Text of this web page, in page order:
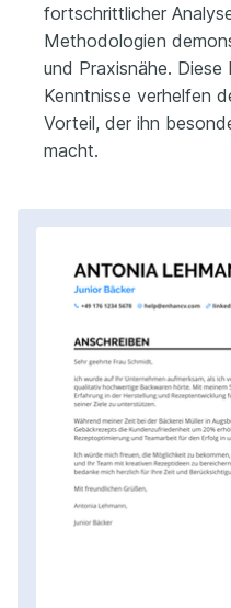
fortschrittlicher
Methodologien
und Praxisnähe.
Kenntnisse verhelfen
Vorteil, der ihn
macht.